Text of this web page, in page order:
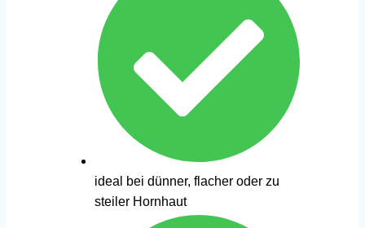
ideal bei dünner, flacher oder zu
steiler Hornhaut